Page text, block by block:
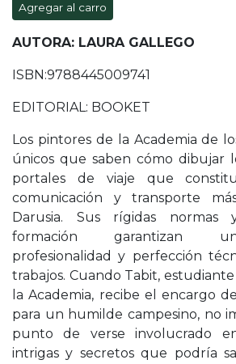
Agregar al carro
AUTORA: LAURA GALLEGO
ISBN:9788445009741
EDITORIAL: BOOKET
Los pintores de la Academia de
únicos que saben cómo dibujar
portales de viaje que
comunicación y transporte
Darusia. Sus rígidas normas
formación garantizan
profesionalidad y perfección
trabajos. Cuando Tabit,
la Academia, recibe el encargo
para un humilde campesino, no
punto de verse involucrado
intrigas y secretos que podría